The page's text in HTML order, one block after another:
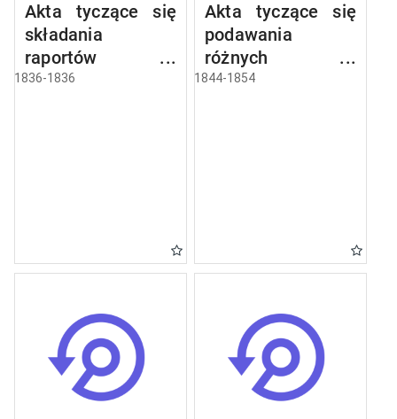
Akta tyczące się
składania
raportów
dziennych w
1836-1836
Akta tyczące się
podawania
różnych
wiadomości
1844-1854